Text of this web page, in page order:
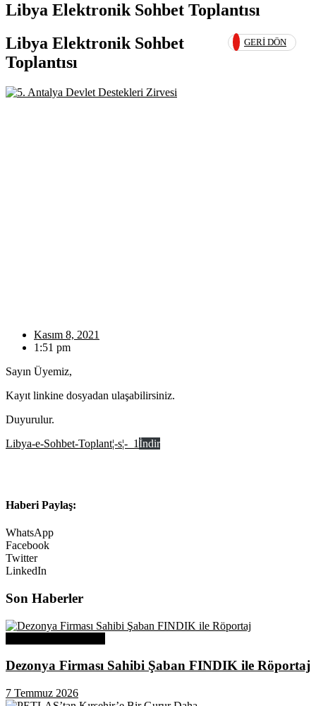
Libya Elektronik Sohbet Toplantısı
GERI DÖN
Libya Elektronik Sohbet
Toplantısı
Kasım 8, 2021
1:51 pm
Sayın Üyemiz,
Kayıt linkine dosyadan ulaşabilirsiniz.
Duyurulur.
Libya-e-Sohbet-Toplant¦-s¦-_1İndir
Haberi Paylaş:
WhatsApp
Facebook
Twitter
LinkedIn
Son Haberler
Dezonya Firması Sahibi Şaban FINDIK ile Röportaj
7 Temmuz 2026